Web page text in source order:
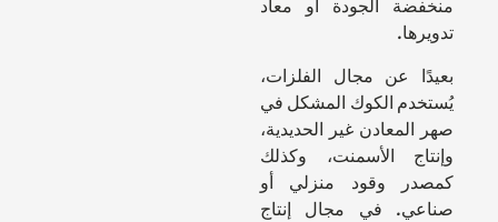
منخفضة الجودة أو معاد
تدويرها.
بعيدًا عن مجال الفلزات،
يُستخدم الكوك المشكل في
صهر المعادن غير الحديدية،
وإنتاج الأسمنت، وكذلك
كمصدر وقود منزلي أو
صناعي. في مجال إنتاج